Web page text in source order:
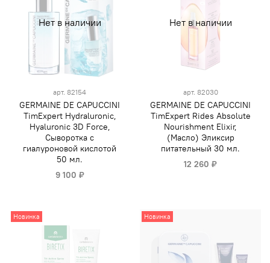
Нет в наличии
арт. 82154
GERMAINE DE CAPUCCINI
TimExpert Hydraluronic,
Hyaluronic 3D Force,
Сыворотка с
гиалуроновой кислотой
50 мл.
9 100 ₽
Нет в наличии
арт. 82030
GERMAINE DE CAPUCCINI
TimExpert Rides Absolute
Nourishment Elixir,
(Масло) Эликсир
питательный 30 мл.
12 260 ₽
Новинка Новинка